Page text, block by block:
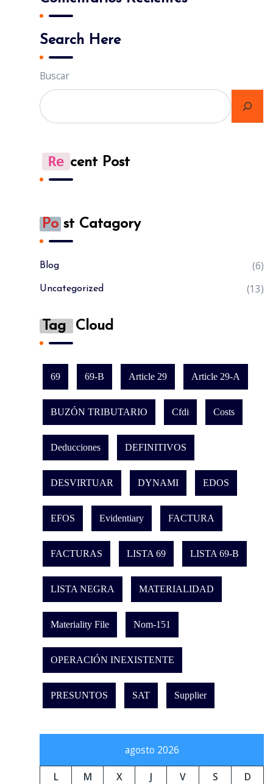
Search Here
Buscar
Re Cent Post
Po St Catagory
Blog (6)
Uncategorized (13)
Tag Cloud
69 69-B Article 29 Article 29-A
BUZÓN TRIBUTARIO Cfdi Costs
Deducciones DEFINITIVOS
DESVIRTUAR DYNAMI EDOS
EFOS Evidentiary FACTURA
FACTURAS LISTA 69 LISTA 69-B
LISTA NEGRA MATERIALIDAD
Materiality File Nom-151
OPERACIÓN INEXISTENTE
PRESUNTOS SAT Supplier
agosto 2026
L
M X J V S
D